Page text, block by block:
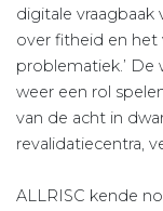
digitale
over fitheid en het
problematiek.’ De
weer een rol
van de acht in
revalidatiecentra,
ALLRISC kende